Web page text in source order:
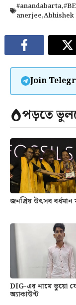
#anandabarta,
anerjee,Abhishek
Join
পড়তে
জনপ্রিয় উৎসব
DIG-এর নামে ভুয়ো
অ্যাকাউন্ট